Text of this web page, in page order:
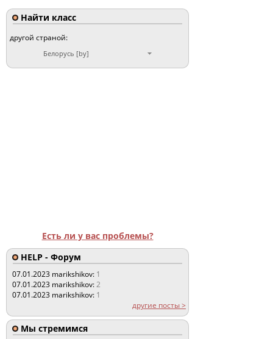
Найти класс
другой страной:
Белорусь [by]
Есть ли у вас проблемы?
HELP - Форум
07.01.2023 marikshikov: 1
07.01.2023 marikshikov:2
07.01.2023 marikshikov: 1
другие посты >
Мы стремимся